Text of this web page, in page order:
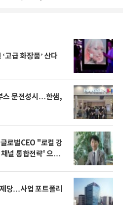
고급 화장품’ 산다
스 문전성시…한샘,
로벌CEO "로컬 강
널 통합전략' 으로
당…사업 포트폴리